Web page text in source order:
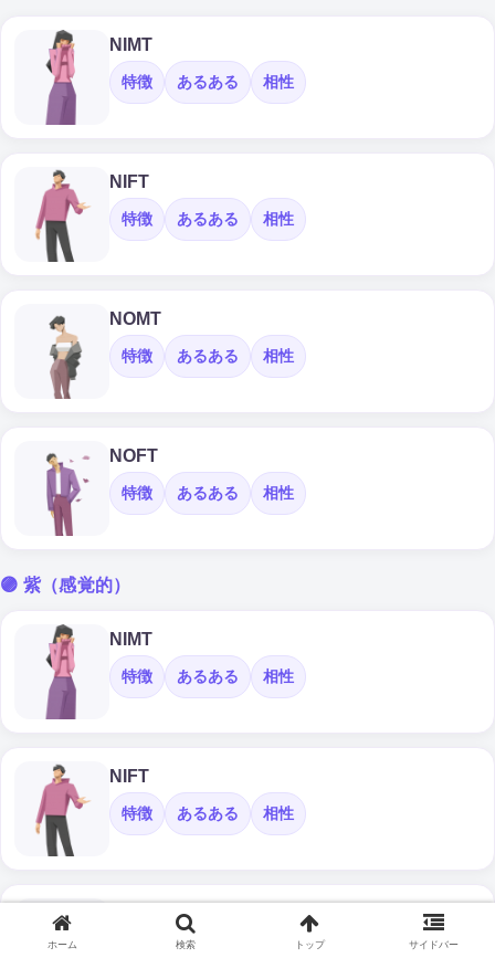
NIMT
特徴 あるある 相性
NIFT
特徴 あるある 相性
NOMT
特徴 あるある 相性
NOFT
特徴 あるある 相性
🟣 紫（感覚的）
NIMT
特徴 あるある 相性
NIFT
特徴 あるある 相性
あるある
ホーム 検索 トップ サイドバー